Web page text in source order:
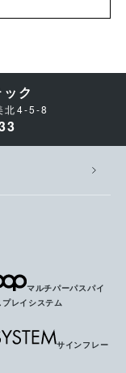
ク
北4-5-8
マルチパーパスパイ
レイシステム
サインフレー